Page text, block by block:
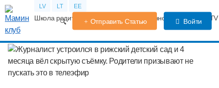
LV LT EE
Школа родителей Календарь беременности Форум
Отправить Статью Войти